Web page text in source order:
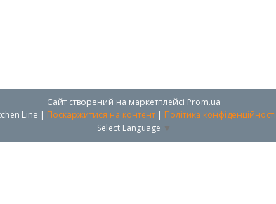
Сайт створений на маркетплейсі Prom.ua
Kitchen Line | Поскаржитися на контент | Політика конфіденційності
Select Language ▼